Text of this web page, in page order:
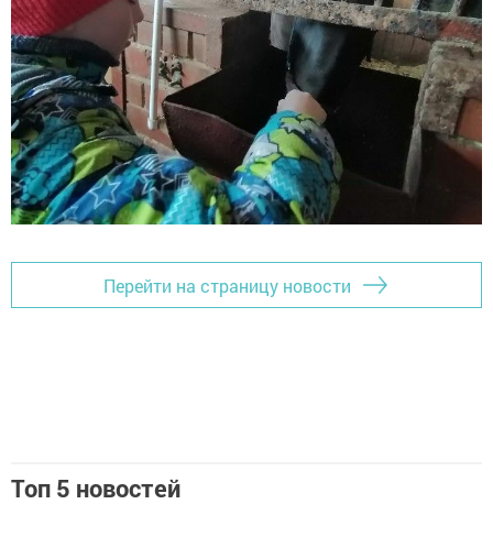
Перейти на страницу новости
Топ 5 новостей